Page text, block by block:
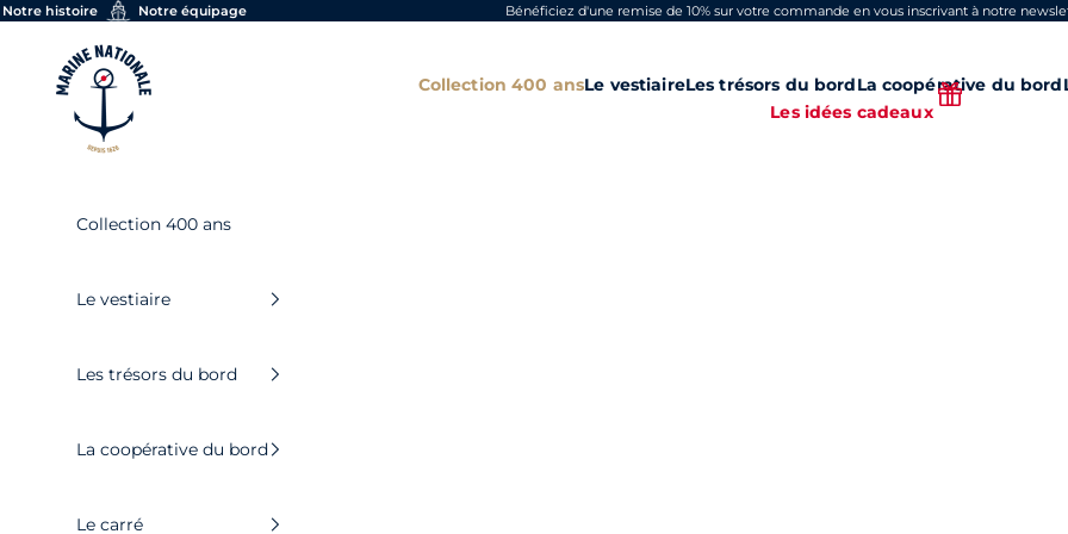
Skip to content Bénéficiez d'une remise de 10% sur votre commande en vous inscrivant à notre
Notre histoire Notre équipage
Boutique officielle de la Marine nationale
Collection 400 ansLe vestiaireLes trésors du bordLa coopérative du bord
Les idées cadeaux
Collection 400 ans
Le vestiaire
Les trésors du bord
La coopérative du bord
Le carré